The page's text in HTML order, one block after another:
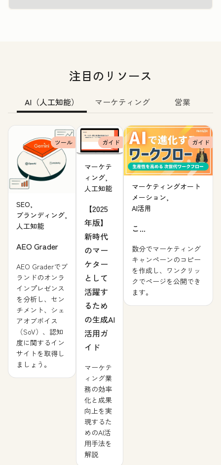
注目のリソース
AI（人工知能） マーケティング 営業
ツール
SEO,
ブランディング,
人工知能
AEO Grader
AEO Graderでブ
ランドのオンラ
インプレゼンス
を分析し、セン
チメント、シェ
アオブボイス
（SoV）、認知
度に関するイン
サイトを取得し
ましょう。
ガイド
マーケテ
ィング,
人工知能
【2025
年版】
新時代
のマー
ケター
として
活躍す
るため
の生成AI
活用ガ
イド
マーケテ
ィング業
務の効率
化と成果
向上を実
現するた
めのAI活
用手法を
解説
ガイド
マーケティングオート
メーション,
AI活用
こ...
数分でマーケティング
キャンペーンのコピー
を作成し、ワンクリッ
クでページを公開でき
ます。